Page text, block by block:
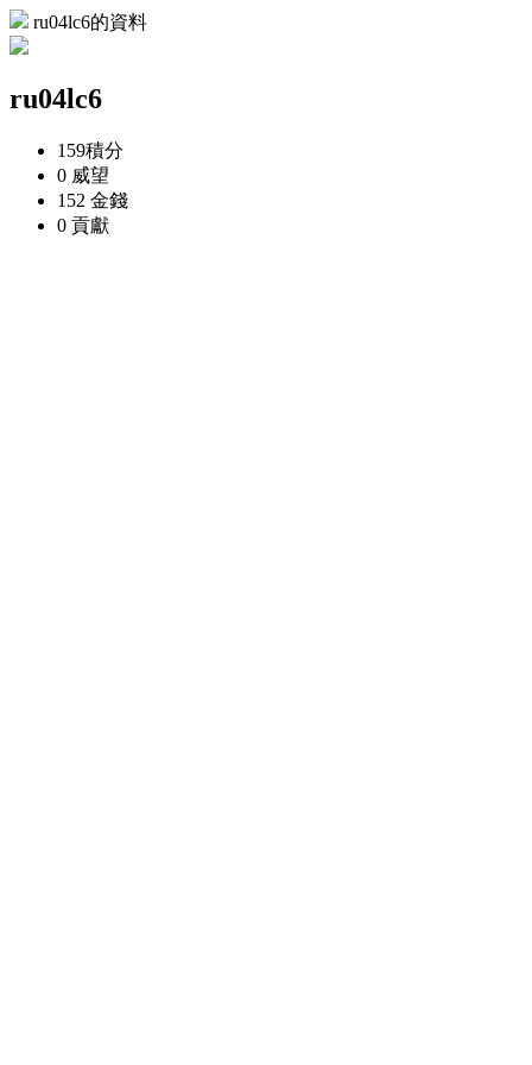
ru04lc6的資料
ru04lc6
159積分
0 威望
152 金錢
0 貢獻